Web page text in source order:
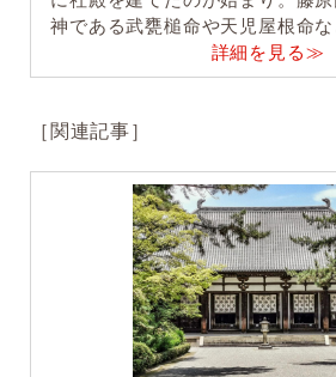
神である武甕槌命や天児屋根命な
詳細を見る≫
［関連記事］